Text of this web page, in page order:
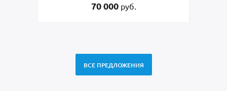
45 000руб.
ВСЕ ПРЕДЛОЖЕНИЯ